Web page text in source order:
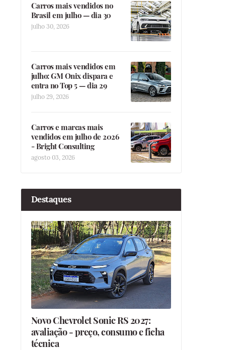
Carros mais vendidos no
Brasil em julho — dia 30
julho 30, 2026
Carros mais vendidos em
julho: GM Onix dispara e
entra no Top 5 — dia 29
julho 29, 2026
Carros e marcas mais
vendidos em julho de 2026
- Bright Consulting
agosto 03, 2026
Destaques
Novo Chevrolet Sonic RS 2027:
avaliação - preço, consumo e ficha
técnica